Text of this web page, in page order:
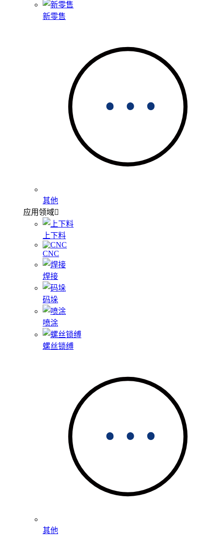
新零售
其他
应用领域
上下料
CNC
焊接
码垛
喷涂
螺丝锁缚
其他